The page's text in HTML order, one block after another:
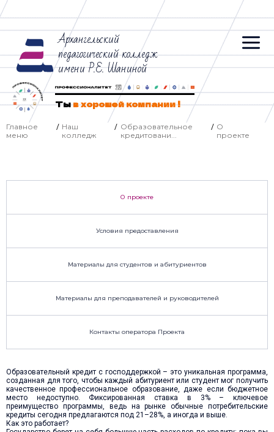
Архангельский
педагогический колледж
имени Р.Е. Шаниной
Тыв хорошей компании !
Главное
меню
/ Наш
колледж
/ Образовательное
кредитовани...
/ О
проекте
О проекте
Условия предоставления
Материалы для студентов и абитуриентов
Материалы для преподавателей и руководителей
Контакты оператора Проекта
Образовательный кредит с господдержкой – это уникальная программа,
созданная для того, чтобы каждый абитуриент или студент мог получить
качественное профессиональное образование, даже если бюджетное
место недоступно. Фиксированная ставка в 3% – ключевое
преимущество программы, ведь на рынке обычные потребительские
кредиты сегодня предлагаются под 21–28%, а иногда и выше.
Как это работает?